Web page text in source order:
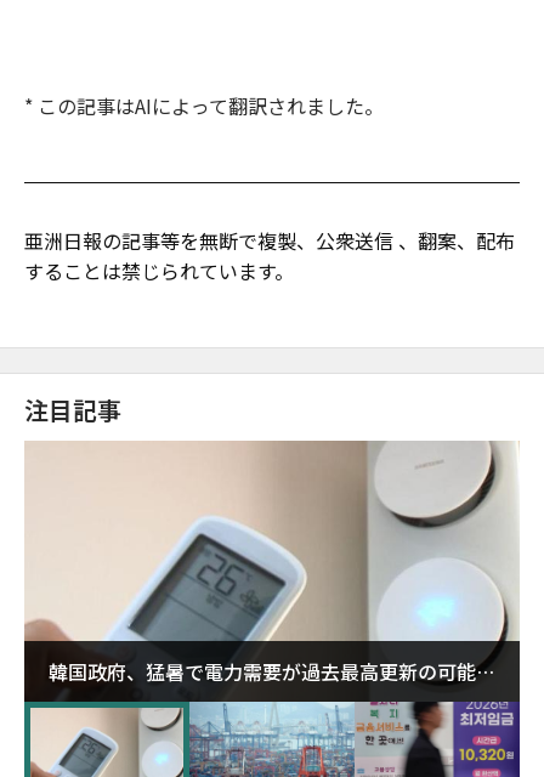
* この記事はAIによって翻訳されました。
亜洲日報の記事等を無断で複製、公衆送信 、翻案、配布
することは禁じられています。
注目記事
韓国政府、猛暑で電力需要が過去最高更新の可能性
に需給対応体制を点検